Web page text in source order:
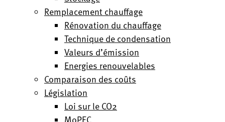
Remplacement chauffage
Rénovation du chauffage
Technique de condensation
Valeurs d’émission
Energies renouvelables
Comparaison des coûts
Législation
Loi sur le CO2
MoPEC